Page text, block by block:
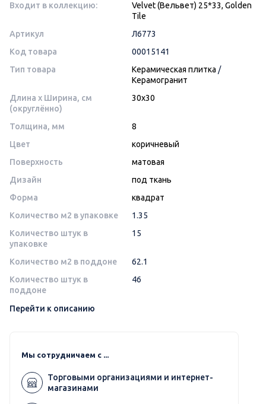
Входит в коллекцию:
Velvet (Вельвет) 25*33, Golden
Tile
Артикул
Л6773
Код товара
00015141
Тип товара
Керамическая плитка /
Керамогранит
Длина x Ширина, см
(округлённо)
30x30
Толщина, мм
8
Цвет
коричневый
Поверхность
матовая
Дизайн
под ткань
Форма
квадрат
Количество м2 в упаковке
1.35
Количество штук в
упаковке
15
Количество м2 в поддоне
62.1
Количество штук в
поддоне
46
Перейти к описанию
Мы сотрудничаем с ...
Торговыми организациями и интернет-
магазинами